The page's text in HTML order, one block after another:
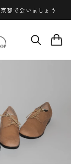
都で会いましょう